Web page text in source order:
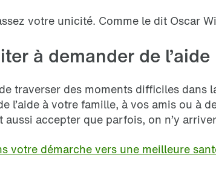
votre unicité. Comme le dit Oscar
à demander de l’aide
traverser des moments difficiles dans
l’aide à votre famille, à vos amis ou
aussi accepter que parfois, on n’y
votre démarche vers une meilleure